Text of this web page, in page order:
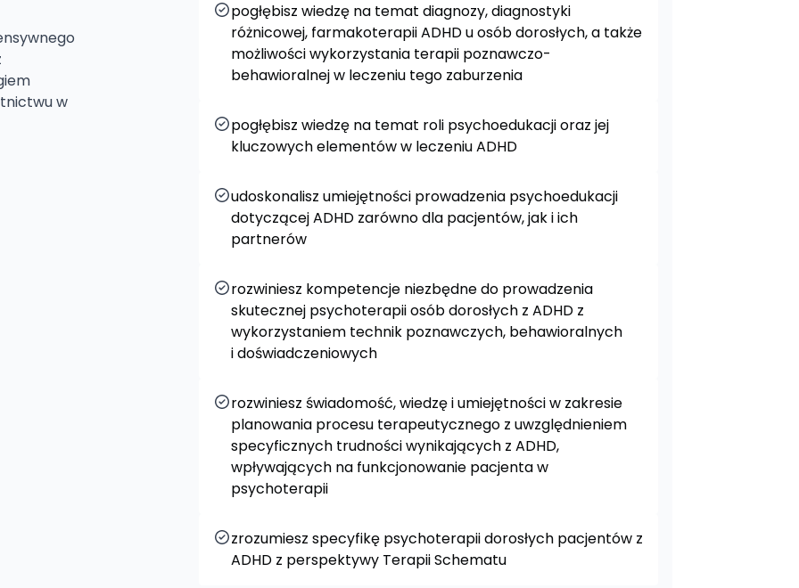
w
pogłębisz wiedzę na temat diagnozy, diagnostyki
różnicowej, farmakoterapii ADHD u osób dorosłych, a także
możliwości wykorzystania terapii poznawczo-
behawioralnej w leczeniu tego zaburzenia
pogłębisz wiedzę na temat roli psychoedukacji oraz jej
kluczowych elementów w leczeniu ADHD
udoskonalisz umiejętności prowadzenia psychoedukacji
dotyczącej ADHD zarówno dla pacjentów, jak i ich
partnerów
rozwiniesz kompetencje niezbędne do prowadzenia
skutecznej psychoterapii osób dorosłych z ADHD z
wykorzystaniem technik poznawczych, behawioralnych
i doświadczeniowych
rozwiniesz świadomość, wiedzę i umiejętności w zakresie
planowania procesu terapeutycznego z uwzględnieniem
specyficznych trudności wynikających z ADHD,
wpływających na funkcjonowanie pacjenta w
psychoterapii
zrozumiesz specyfikę psychoterapii dorosłych pacjentów z
ADHD z perspektywy Terapii Schematu